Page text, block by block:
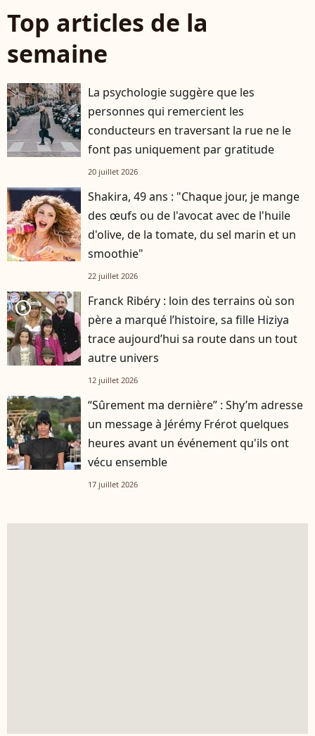
Top articles de la
semaine
La psychologie suggère que les
personnes qui remercient les
conducteurs en traversant la rue ne le
font pas uniquement par gratitude
20 juillet 2026
Shakira, 49 ans : "Chaque jour, je mange
des œufs ou de l'avocat avec de l'huile
d'olive, de la tomate, du sel marin et un
smoothie"
22 juillet 2026
player2
Franck Ribéry : loin des terrains où son
père a marqué l’histoire, sa fille Hiziya
trace aujourd’hui sa route dans un tout
autre univers
12 juillet 2026
“Sûrement ma dernière” : Shy’m adresse
un message à Jérémy Frérot quelques
heures avant un événement qu'ils ont
vécu ensemble
17 juillet 2026